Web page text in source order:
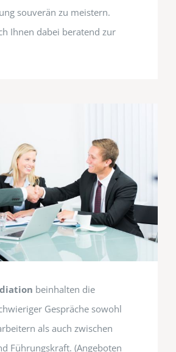
souverän zu meistern.
Ihnen dabei beratend zur
beinhalten die
Gespräche sowohl
als auch zwischen
Führungskraft. (Angeboten